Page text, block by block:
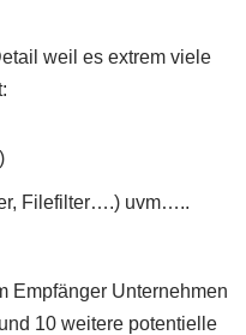
weil es extrem viele
Filefilter….) uvm…..
Empfänger Unternehmen
10 weitere potentielle